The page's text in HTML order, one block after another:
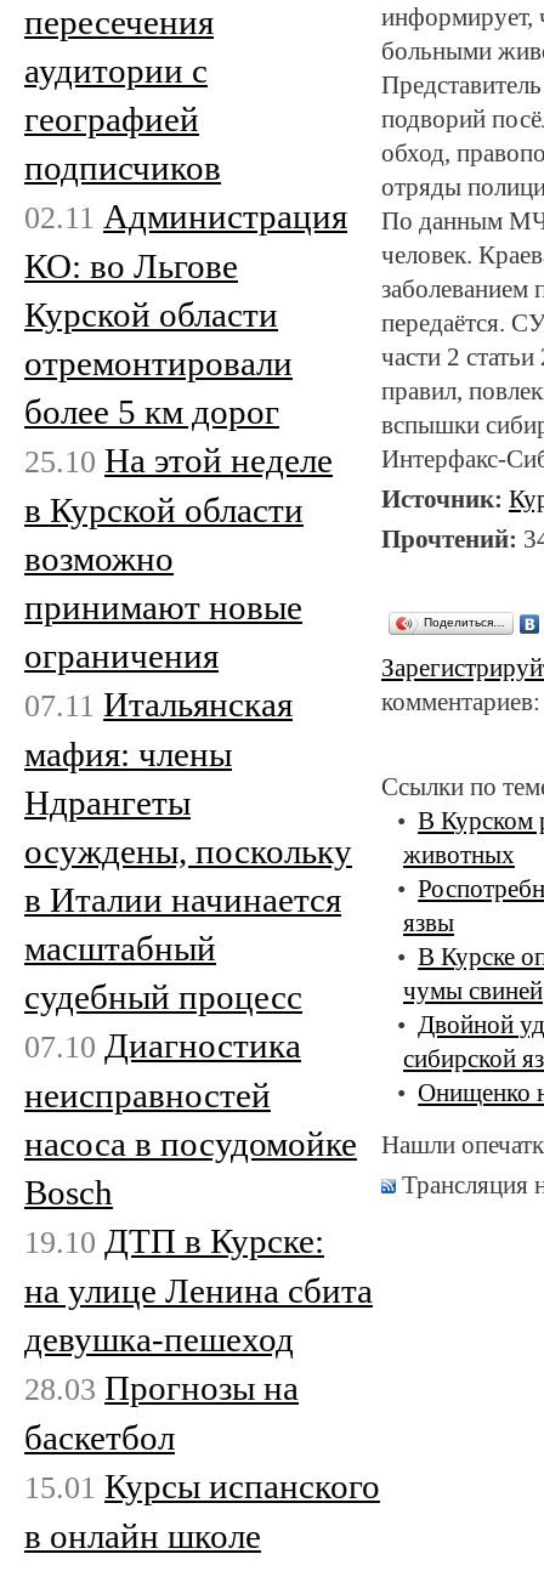
информирует,
больными
подворий
обход,
отряды
По данным
человек.
заболеванием
передаётся.
части 2
правил,
вспышки
Интерфакс-
Источник:
Прочтений:
Поделиться…
Ссылки по
В Курском
животных
язвы
В Курске
чумы свиней
Двойной
сибирской
Онищенко
Нашли
Трансляция
пересечения
аудитории с
географией
подписчиков
02.11 Администрация
КО: во Льгове
Курской области
отремонтировали
более 5 км дорог
25.10 На этой неделе
в Курской области
возможно
принимают новые
ограничения
07.11 Итальянская
мафия: члены
Ндрангеты
осуждены, поскольку
в Италии начинается
масштабный
судебный процесс
07.10 Диагностика
неисправностей
насоса в посудомойке
Bosch
19.10 ДТП в Курске:
на улице Ленина сбита
девушка-пешеход
28.03 Прогнозы на
баскетбол
15.01 Курсы испанского
в онлайн школе